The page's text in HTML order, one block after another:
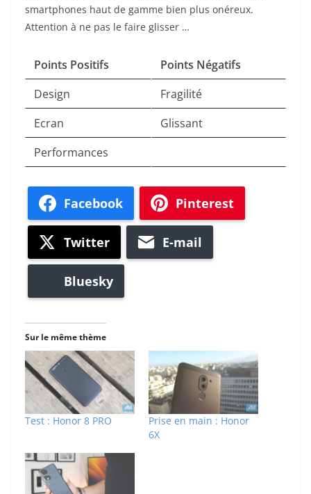
smartphones haut de gamme bien plus onéreux.
Attention à ne pas le faire glisser …
Points Positifs
Points Négatifs
Design
Fragilité
Ecran
Glissant
Performances
Facebook Pinterest
Twitter E-mail
Bluesky
Sur le même thème
Test : Honor 8 PRO
Prise en main : Honor
6X